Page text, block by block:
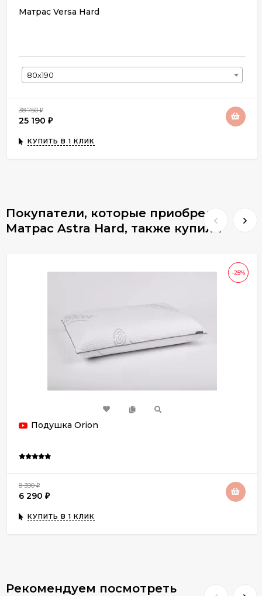
Матрас Versa Hard
80х190
38 750₽
25 190 ₽
КУПИТЬ В 1 КЛИК
Покупатели, которые приобрели
Матрас Astra Hard, также купили
-25%
Подушка Orion
8 390₽
6 290 ₽
КУПИТЬ В 1 КЛИК
Рекомендуем посмотреть